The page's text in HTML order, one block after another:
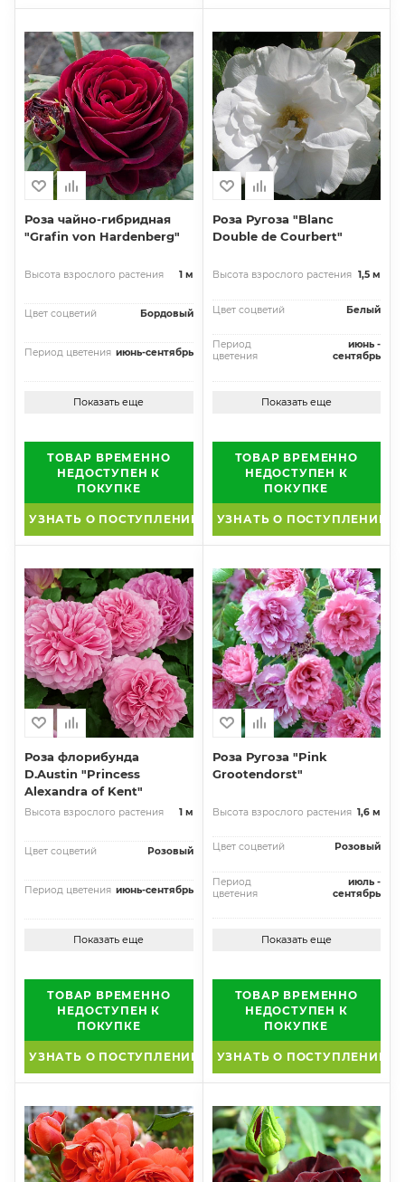
Роза чайно-гибридная
"Grafin von Hardenberg"
Высота взрослого растения 1 м
Цвет соцветий Бордовый
Период цветения июнь-сентябрь
Показать еще
ТОВАР ВРЕМЕННО
НЕДОСТУПЕН К
ПОКУПКЕ
УЗНАТЬ О ПОСТУПЛЕНИИ
Роза Ругоза "Blanc
Double de Courbert"
Высота взрослого растения 1,5 м
Цвет соцветий Белый
Период
цветения
июнь -
сентябрь
Показать еще
ТОВАР ВРЕМЕННО
НЕДОСТУПЕН К
ПОКУПКЕ
УЗНАТЬ О ПОСТУПЛЕНИИ
Роза флорибунда
D.Austin "Princess
Alexandra of Kent"
Высота взрослого растения 1 м
Цвет соцветий Розовый
Период цветения июнь-сентябрь
Показать еще
ТОВАР ВРЕМЕННО
НЕДОСТУПЕН К
ПОКУПКЕ
УЗНАТЬ О ПОСТУПЛЕНИИ
Роза Ругоза "Pink
Grootendorst"
Высота взрослого растения 1,6 м
Цвет соцветий Розовый
Период
цветения
июль -
сентябрь
Показать еще
ТОВАР ВРЕМЕННО
НЕДОСТУПЕН К
ПОКУПКЕ
УЗНАТЬ О ПОСТУПЛЕНИИ